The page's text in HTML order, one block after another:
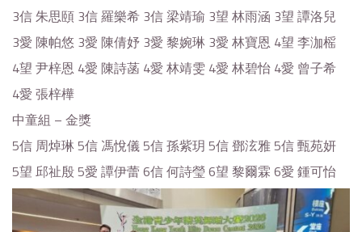
3信 朱思頤 3信 羅樂希 3信 梁靖瑜 3望 林雨涵 3望 譚洛兒
3愛 陳帕悠 3愛 陳倩妤 3愛 黎婉琳 3愛 林寶恩 4望 李泇榣
4望 尹梓恩 4愛 陳詩菡 4愛 林靖雯 4愛 林碧怡 4愛 曾子希
4愛 張梓樺
中童組 – 金獎
5信 周焯琳 5信 馮悅儀 5信 孫紫玥 5信 鄧泫雅 5信 甄苑妍
5望 邱祉殷 5愛 譚伊蕾 6信 何詩瑩 6望 黎爾霖 6愛 鍾可怡